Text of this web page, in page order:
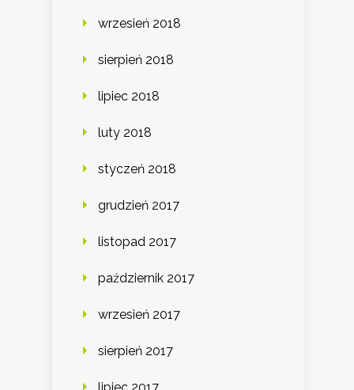
wrzesień 2018
sierpień 2018
lipiec 2018
luty 2018
styczeń 2018
grudzień 2017
listopad 2017
październik 2017
wrzesień 2017
sierpień 2017